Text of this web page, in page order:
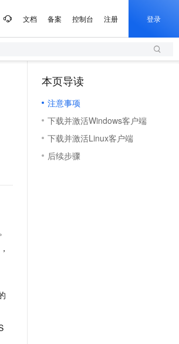
文档 备案 控制台 注册 登录
本页导读
注意事项
下载并激活Windows客户端
下载并激活Linux客户端
后续步骤
语音识别与合成
轻量应用服务器
数字证书管理服务（原SSL证书）
实现全站HTTPS，呈现可信的WEB访问
短信服务
Agency Agents：拥有专属领域专家
HappyHorse 打造一站式影视创作平台
漫剧工坊：一站式动画创作平台
生产力
生成
AI 活动
AI 生产力先锋
先锋实践拓展 AI 生产力的边界
飞天发布时刻
所见，即是所愿
AI 实训营
阿里云 OPC 创新助力计划
Token 补贴，五大权
益加速 OPC 成功
专业服务
公司注册
服务伙伴合作计划
Al MaaS 服务伙伴赋能合作
伙伴信用分合作计划
更多支持
开发者社区
镜像站
加入我们
校园招聘